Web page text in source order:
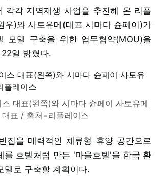
각각 지역재생 사업을 추진해 온 리플
우)와 사토유메(대표 시마다 슌페이)가
모델 구축을 위한 업무협약(MOU)을
일 밝혔다.
스 대표(왼쪽)와 시마다 슌페이 사토유메
대표 / 출처=리플레이스
집을 매력적인 체류형 휴양 공간으로
를 호텔처럼 만든 '마을호텔'을 한국 환
델로 구축할 계획이다.